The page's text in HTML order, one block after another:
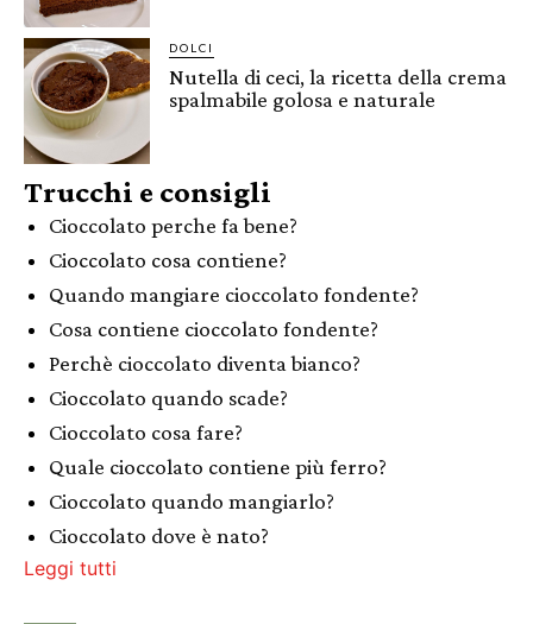
DOLCI
Nutella di ceci, la ricetta della crema
spalmabile golosa e naturale
Trucchi e consigli
Cioccolato perche fa bene?
Cioccolato cosa contiene?
Quando mangiare cioccolato fondente?
Cosa contiene cioccolato fondente?
Perchè cioccolato diventa bianco?
Cioccolato quando scade?
Cioccolato cosa fare?
Quale cioccolato contiene più ferro?
Cioccolato quando mangiarlo?
Cioccolato dove è nato?
Leggi tutti